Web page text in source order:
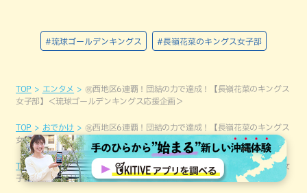
#琉球ゴールデンキングス #長嶺花菜のキングス女子部
TOP エンタメ
㊗西地区6連覇！団結の力で達成！【長嶺花菜のキングス
女子部】＜琉球ゴールデンキングス応援企画＞
TOP おでかけ
㊗西地区6連覇！団結の力で達成！【長嶺花菜のキングス
女子部】＜琉球ゴールデンキングス応援企画＞
TOP コラム
㊗西地区6連覇！団結の力で達成！【長嶺花菜のキングス女
子部】＜琉球ゴールデンキングス応援企画＞